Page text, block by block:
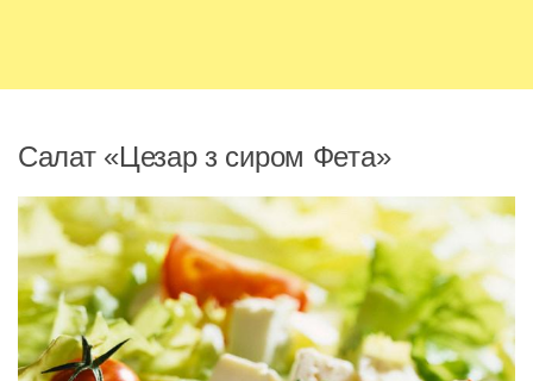
Салат «Цезар з сиром Фета»